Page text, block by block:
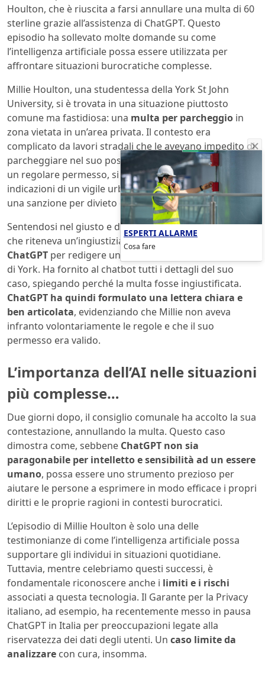
Houlton, che è riuscita a farsi annullare una multa di 60
sterline grazie all’assistenza di ChatGPT. Questo
episodio ha sollevato molte domande su come
l’intelligenza artificiale possa essere utilizzata per
affrontare situazioni burocratiche complesse.
Millie Houlton, una studentessa della York St John
University, si è trovata in una situazione piuttosto
comune ma fastidiosa: una multa per parcheggio in
zona vietata in un’area privata. Il contesto era
complicato da lavori stradali che le avevano impedito di
parcheggiare nel suo posto usuale. Nonostante avesse
un regolare permesso, si è vista costretta a seguire le
indicazioni di un vigile urbano, finendo comunque con
una sanzione per divieto di sosta.
Sentendosi nel giusto e determinata a contestare quella
che riteneva un’ingiustizia, Millie ha deciso di ricorrere a
ChatGPT per redigere una lettera al consiglio comunale
di York. Ha fornito al chatbot tutti i dettagli del suo
caso, spiegando perché la multa fosse ingiustificata.
ChatGPT ha quindi formulato una lettera chiara e
ben articolata, evidenziando che Millie non aveva
infranto volontariamente le regole e che il suo
permesso era valido.
L’importanza dell’AI nelle situazioni
più complesse…
Due giorni dopo, il consiglio comunale ha accolto la sua
contestazione, annullando la multa. Questo caso
dimostra come, sebbene ChatGPT non sia
paragonabile per intelletto e sensibilità ad un essere
umano, possa essere uno strumento prezioso per
aiutare le persone a esprimere in modo efficace i propri
diritti e le proprie ragioni in contesti burocratici.
L’episodio di Millie Houlton è solo una delle
testimonianze di come l’intelligenza artificiale possa
supportare gli individui in situazioni quotidiane.
Tuttavia, mentre celebriamo questi successi, è
fondamentale riconoscere anche i limiti e i rischi
associati a questa tecnologia. Il Garante per la Privacy
italiano, ad esempio, ha recentemente messo in pausa
ChatGPT in Italia per preoccupazioni legate alla
riservatezza dei dati degli utenti. Un caso limite da
analizzare con cura, insomma.
ESPERTI ALLARME
Cosa fare